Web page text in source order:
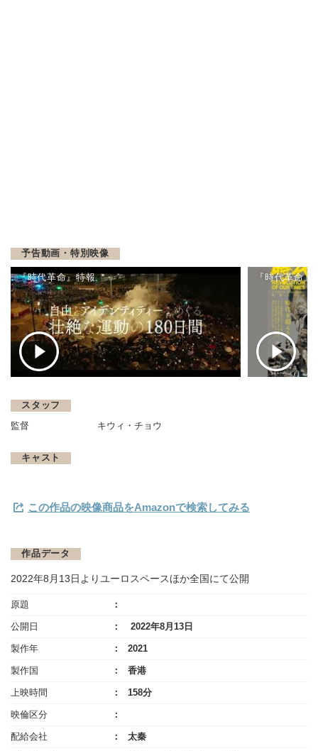
予告動画・特別映像
『時代革命』特報 『時代革命』
スタッフ
監督 キウィ・チョウ
キャスト
この作品の映像商品をAmazonで検索してみる
作品データ
2022年8月13日よりユーロスペースほか全国にて公開
原題
公開日 2022年8月13日
製作年 2021
製作国 香港
上映時間 158分
映倫区分
配給会社 太秦